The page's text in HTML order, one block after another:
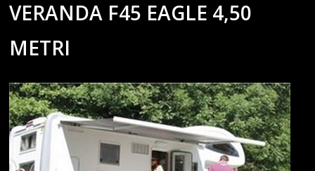
VERANDA F45 EAGLE 4,50
METRI